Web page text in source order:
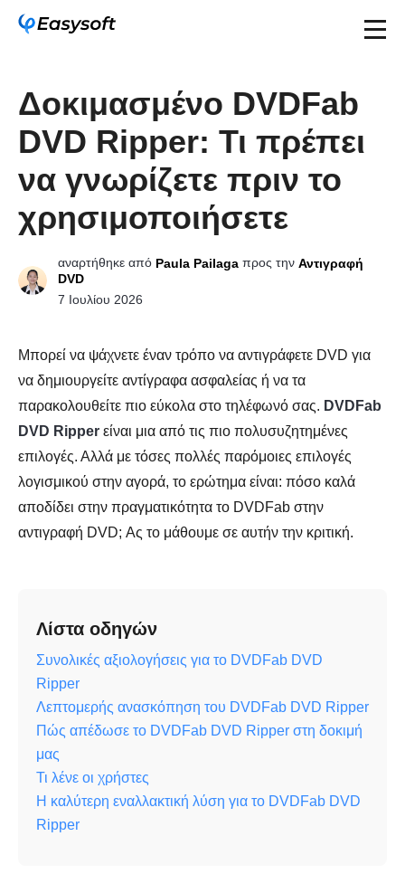
Δοκιμασμένο DVDFab
DVD Ripper: Τι πρέπει
να γνωρίζετε πριν το
χρησιμοποιήσετε
αναρτήθηκε από Paula Pailaga προς την Αντιγραφή
DVD
7 Ιουλίου 2026
Μπορεί να ψάχνετε έναν τρόπο να αντιγράφετε DVD για
να δημιουργείτε αντίγραφα ασφαλείας ή να τα
παρακολουθείτε πιο εύκολα στο τηλέφωνό σας. DVDFab
DVD Ripper είναι μια από τις πιο πολυσυζητημένες
επιλογές. Αλλά με τόσες πολλές παρόμοιες επιλογές
λογισμικού στην αγορά, το ερώτημα είναι: πόσο καλά
αποδίδει στην πραγματικότητα το DVDFab στην
αντιγραφή DVD; Ας το μάθουμε σε αυτήν την κριτική.
Λίστα οδηγών
Συνολικές αξιολογήσεις για το DVDFab DVD
Ripper
Λεπτομερής ανασκόπηση του DVDFab DVD Ripper
Πώς απέδωσε το DVDFab DVD Ripper στη δοκιμή
μας
Τι λένε οι χρήστες
Η καλύτερη εναλλακτική λύση για το DVDFab DVD
Ripper